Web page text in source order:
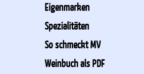
Eigenmarken
Spezialitäten
So schmeckt MV
Weinbuch als PDF